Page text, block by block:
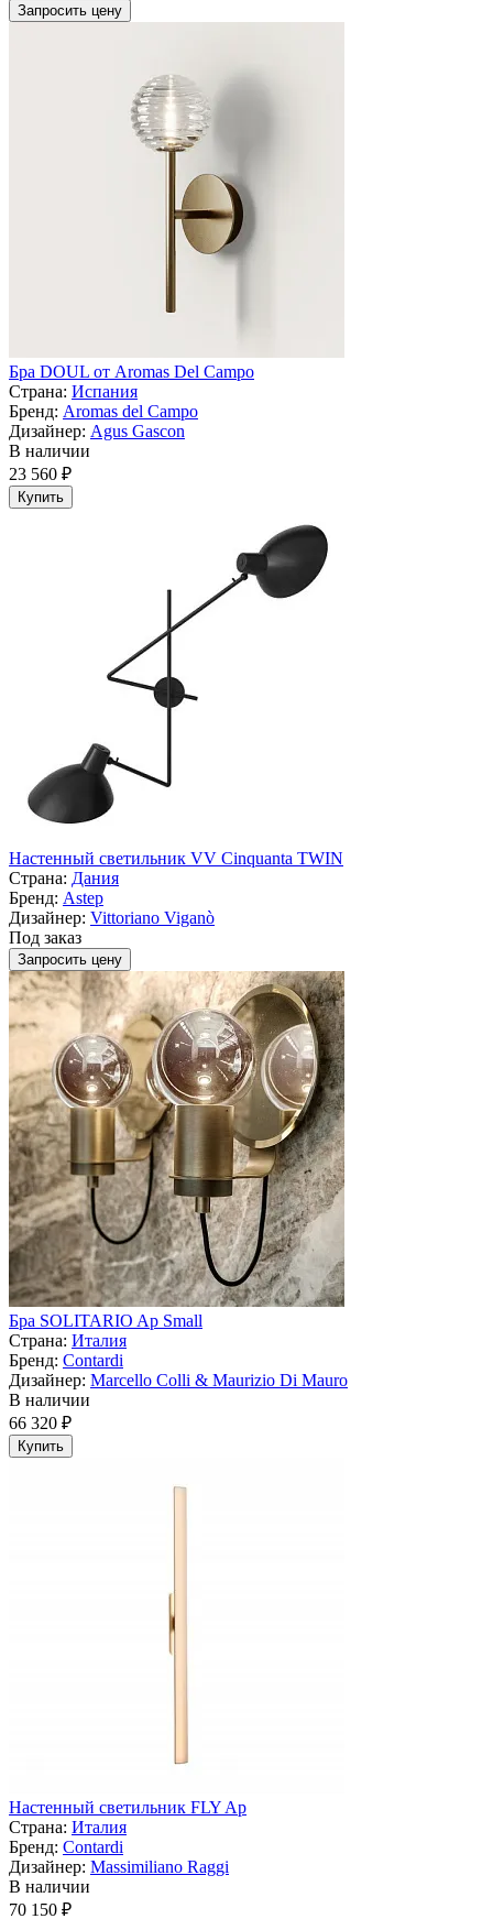
Запросить цену
Бра DOUL от Aromas Del Campo
Страна: Испания
Бренд: Aromas del Campo
Дизайнер: Agus Gascon
В наличии
23 560 ₽
Купить
Настенный светильник VV Cinquanta TWIN
Страна: Дания
Бренд: Astep
Дизайнер: Vittoriano Viganò
Под заказ
Запросить цену
Бра SOLITARIO Ap Small
Страна: Италия
Бренд: Contardi
Дизайнер: Marcello Colli & Maurizio Di Mauro
В наличии
66 320 ₽
Купить
Настенный светильник FLY Ap
Страна: Италия
Бренд: Contardi
Дизайнер: Massimiliano Raggi
В наличии
70 150 ₽